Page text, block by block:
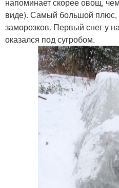
напоминает скорее овощ,
виде). Самый большой плюс,
заморозков. Первый снег у
оказался под сугробом.